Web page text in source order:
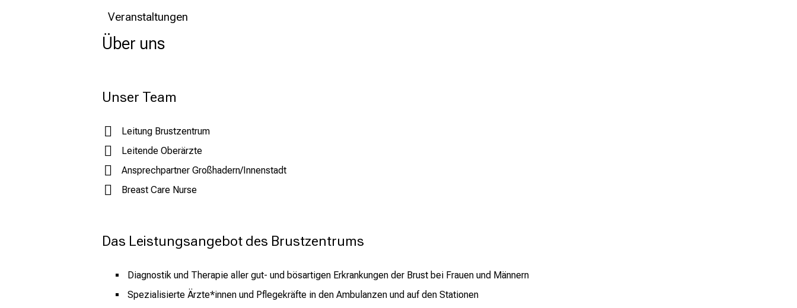
Veranstaltungen
Über uns
Unser Team
Leitung Brustzentrum
Leitende Oberärzte
Ansprechpartner Großhadern/Innenstadt
Breast Care Nurse
Das Leistungsangebot des Brustzentrums
Diagnostik und Therapie aller gut- und bösartigen Erkrankungen der Brust bei Frauen und Männern
Spezialisierte Ärzte*innen und Pflegekräfte in den Ambulanzen und auf den Stationen